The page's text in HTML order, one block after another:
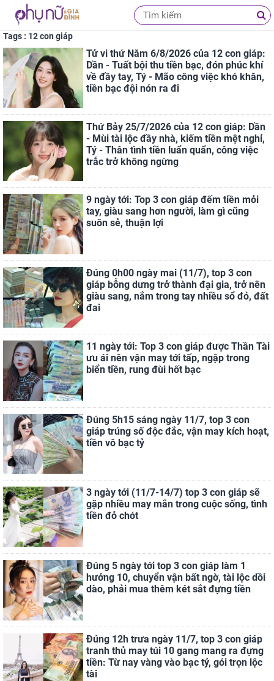
Tags : 12 con giáp
Tử vi thứ Năm 6/8/2026 của 12 con giáp:
Dần - Tuất bội thu tiền bạc, đón phúc khí
về đầy tay, Tý - Mão công việc khó khăn,
tiền bạc đội nón ra đi
Thứ Bảy 25/7/2026 của 12 con giáp: Dần
- Mùi tài lộc đầy nhà, kiếm tiền mệt nghỉ,
Tý - Thân tình tiền luẩn quẩn, công việc
trắc trở không ngừng
9 ngày tới: Top 3 con giáp đếm tiền mỏi
tay, giàu sang hơn người, làm gì cũng
suôn sẻ, thuận lợi
Đúng 0h00 ngày mai (11/7), top 3 con
giáp bỗng dưng trở thành đại gia, trở nên
giàu sang, nắm trong tay nhiều sổ đỏ, đất
đai
11 ngày tới: Top 3 con giáp được Thần Tài
ưu ái nên vận may tới tấp, ngập trong
biển tiền, rung đùi hốt bạc
Đúng 5h15 sáng ngày 11/7, top 3 con
giáp trúng số độc đắc, vận may kích hoạt,
tiền vô bạc tỷ
3 ngày tới (11/7-14/7) top 3 con giáp sẽ
gặp nhiều may mắn trong cuộc sống, tình
tiền đỏ chót
Đúng 5 ngày tới top 3 con giáp làm 1
hưởng 10, chuyển vận bất ngờ, tài lộc dồi
dào, phải mua thêm két sắt đựng tiền
Đúng 12h trưa ngày 11/7, top 3 con giáp
tranh thủ may túi 10 gang mang ra đựng
tiền: Từ nay vàng vào bạc tỷ, gói trọn lộc
tài